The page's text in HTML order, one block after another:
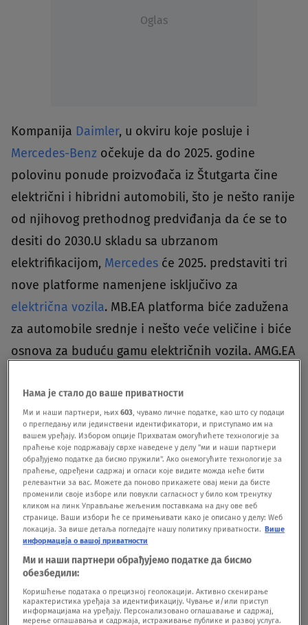
Oglas
Kompanija Daimler, u okviru koje posluje i
Mercedes-Benz očekuje da do 2025. godine
polovinu ponude proizvođača iz Štutgarta čine
električni i hibridni automobili, što je nešto ranije
od njihovog prethodnog predviđanja da će se to
desiti do 2030.U skladu sa ubrzanom
elektrifikacijom, Mercedes će 2025. predstaviti tri
nove platforme namenjene isključivo za
električna vozila. MB.EA platforma biće zadužena
za automobile srednje i nešto veće veličine i biće
osnova za buduću gamu električnih vozila. AMG.EA
performantneAMG modele, dok će VAN.EA biti
osnova za laka komercijalna vozila i putničke
kombije.Prema najavama nemačke kompanije, do
2023. biće predstavljeno 6 novih električnih
modela, dok će dve godine nakon toga svaki
model u gami Mercedes-Benza imati električnu
verziju.Kao deo svoje strategije elektrifikacije,
kompanija je saopštila da će 2023. otvoriti fabriku
za reciklažu baterija u Nemačkoj. Pored toga,
Daimlerće kupiti britansku kompaniju YASA Ltd.
koja će im pomoći u razvoju električnih motora
Нама је стало до ваше приватности
Ми и наши партнери, њих603, чувамо личне податке, као што су подаци
о прегледању или јединствени идентификатори, и приступамо им на
вашем уређају. Избором опције Прихватам омогућићете технологије за
праћење које подржавају сврхе наведене у делу "ми и наши партнери
обрађујемо податке да бисмо пружили". Ако онемогућите технологије за
праћење, одређени садржај и огласи које видите можда неће бити
релевантни за вас. Можете да поново прикажете овај мени да бисте
променили своје изборе или повукли сагласност у било ком тренутку
кликом на линк Управљање жељеним поставкама на дну ове веб
странице. Ваши избори ће се примењивати како је описано у делу: Wеб
локација. За више детаља погледајте нашу политику приватности. Више
информација о вашој приватности
Ми и наши партнери обрађујемо податке да бисмо
обезбедили:
Коришћење података о прецизној геолокацији. Активно скенирање
карактеристика уређаја за идентификацију. Чување и/или приступ
информацијама на уређају. Персонализовано оглашавање и садржај,
мерење оглашавања и садржаја, истраживање публике и развој услуга.